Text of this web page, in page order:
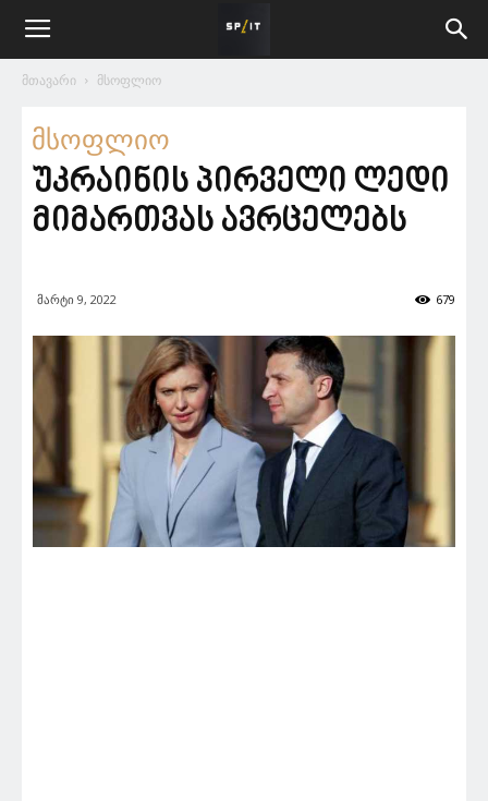
მთავარი მსოფლიო
მსოფლიო
უკრაინის პირველ​ი ლედი
მიმართვას ავრცელებს
მარტი 9, 2022 679